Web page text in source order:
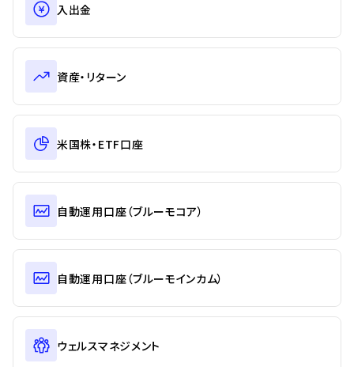
入出金
資産・リターン
米国株・ETF口座
自動運用口座（ブルーモコア）
自動運用口座（ブルーモインカム）
ウェルスマネジメント